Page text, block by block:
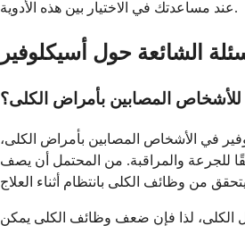
عند مساعدتك في الاختيار بين هذه الأدوية.
الشائعة حول أسيكلوفير
المصابين بأمراض الكلى؟
في الأشخاص المصابين بأمراض الكلى،
للجرعة والمراقبة. من المحتمل أن يصف
الكلى، لذا فإن ضعف وظائف الكلى يمكن